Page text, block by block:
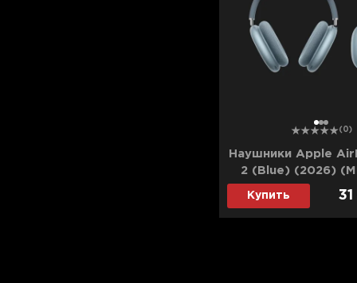
12 3 (0)
Наушники Apple
2 (Blue) (2026)
(Ultra)
Купить